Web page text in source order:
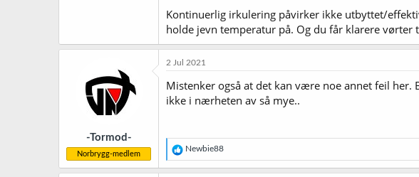
Kontinuerlig irkulering påvirker ikke utbyttet/
holde jevn temperatur på. Og du får klarere
-Tormod-
Norbrygg-medlem
2 Jul 2021
Mistenker også at det kan være noe annet feil her.
ikke i nærheten av så mye..
R
e
a
Newbie88